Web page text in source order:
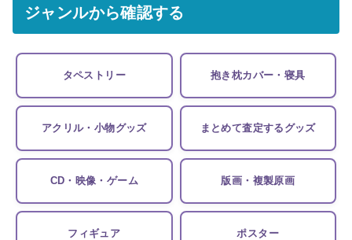
ジャンルから確認する
タペストリー 抱き枕カバー・寝具
アクリル・小物グッズ まとめて査定するグッズ
CD・映像・ゲーム 版画・複製原画
フィギュア ポスター